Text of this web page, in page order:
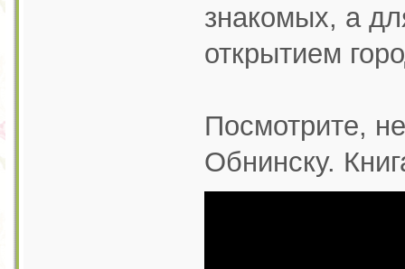
знакомых, а
открытием
Посмотрите,
Обнинску.